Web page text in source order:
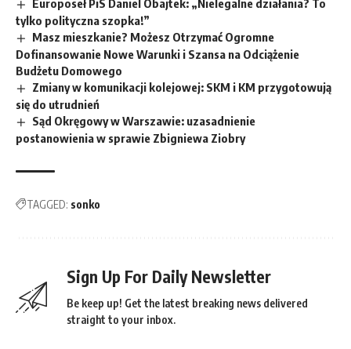
Europoseł PiS Daniel Obajtek: „Nielegalne działania? To
tylko polityczna szopka!”
Masz mieszkanie? Możesz Otrzymać Ogromne
Dofinansowanie Nowe Warunki i Szansa na Odciążenie
Budżetu Domowego
Zmiany w komunikacji kolejowej: SKM i KM przygotowują
się do utrudnień
Sąd Okręgowy w Warszawie: uzasadnienie
postanowienia w sprawie Zbigniewa Ziobry
TAGGED: sonko
Sign Up For Daily Newsletter
Be keep up! Get the latest breaking news delivered
straight to your inbox.